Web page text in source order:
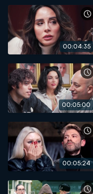
00:04:35
00:05:00
00:05:24